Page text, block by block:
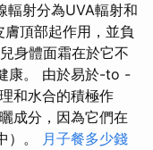
輻射分為UVA輻射和
頂部起作用，並負
身體面霜在於它不
康。 由於易於-to -
和水合的積極作
成分，因為它們在
）。 月子餐多少錢